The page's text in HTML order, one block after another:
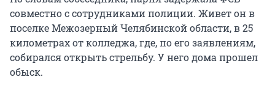
совместно с сотрудниками полиции. Живет он в
поселке Межозерный Челябинской области, в 25
километрах от колледжа, где, по его заявлениям,
собирался открыть стрельбу. У него дома прошел
обыск.